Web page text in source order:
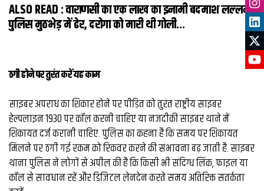
ALSO READ :वाराणसी का एक लाख का इनामी बदमाश लल्‍लन
पुलिस मुठभेड़ में ढेर, दरोगा को मारी थी गोली...
ठगी होने पर तुरंत करें यह काम
साइबर अपराध का शिकार होने पर पीड़ित को तुरंत राष्ट्रीय साइबर
हेल्पलाइन 1930 पर कॉल करनी चाहिए या नजदीकी साइबर थाने में
शिकायत दर्ज करानी चाहिए. पुलिस का कहना है कि समय पर शिकायत
मिलने पर ठगी गई रकम को रिकवर करने की संभावना बढ़ जाती है. साइबर
थाना पुलिस ने लोगों से अपील की है कि किसी भी संदिग्ध लिंक, फाइल या
कॉल से सावधान रहें और डिजिटल लेनदेन करते समय अतिरिक्त सतर्कता